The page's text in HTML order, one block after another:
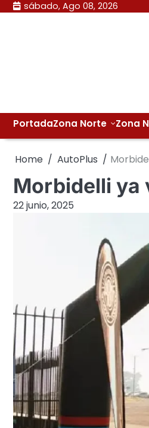
Skip sábado, Ago 08, 2026
PortadaZona Norte Zona
Home AutoPlus
Morbidelli ya
22 junio, 2025